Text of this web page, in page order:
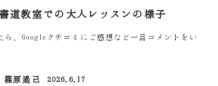
道教室での大人レッスンの様子
、Googleクチコミにご感想など一言コメントをい
篠原遙己
2026.6.17